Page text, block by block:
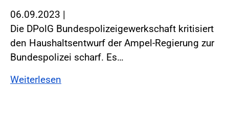
06.09.2023 |
Die DPolG Bundespolizeigewerkschaft kritisiert
den Haushaltsentwurf der Ampel-Regierung zur
Bundespolizei scharf. Es…
Weiterlesen